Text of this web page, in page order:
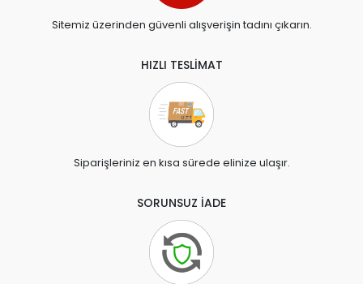
Sitemiz üzerinden güvenli alışverişin tadını çıkarın.
HIZLI TESLİMAT
Siparişleriniz en kısa sürede elinize ulaşır.
SORUNSUZ İADE